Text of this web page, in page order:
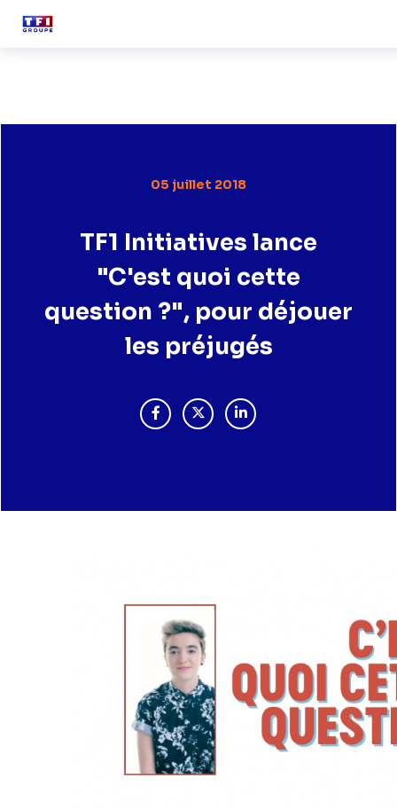
05 juillet 2018
TF1 Initiatives lance
"C'est quoi cette
question ?", pour déjouer
les préjugés
PARTAGER "TF1 INITIATIVES LANCE
PARTAGER "TF1 INITIATIVES
PARTAGER "TF1